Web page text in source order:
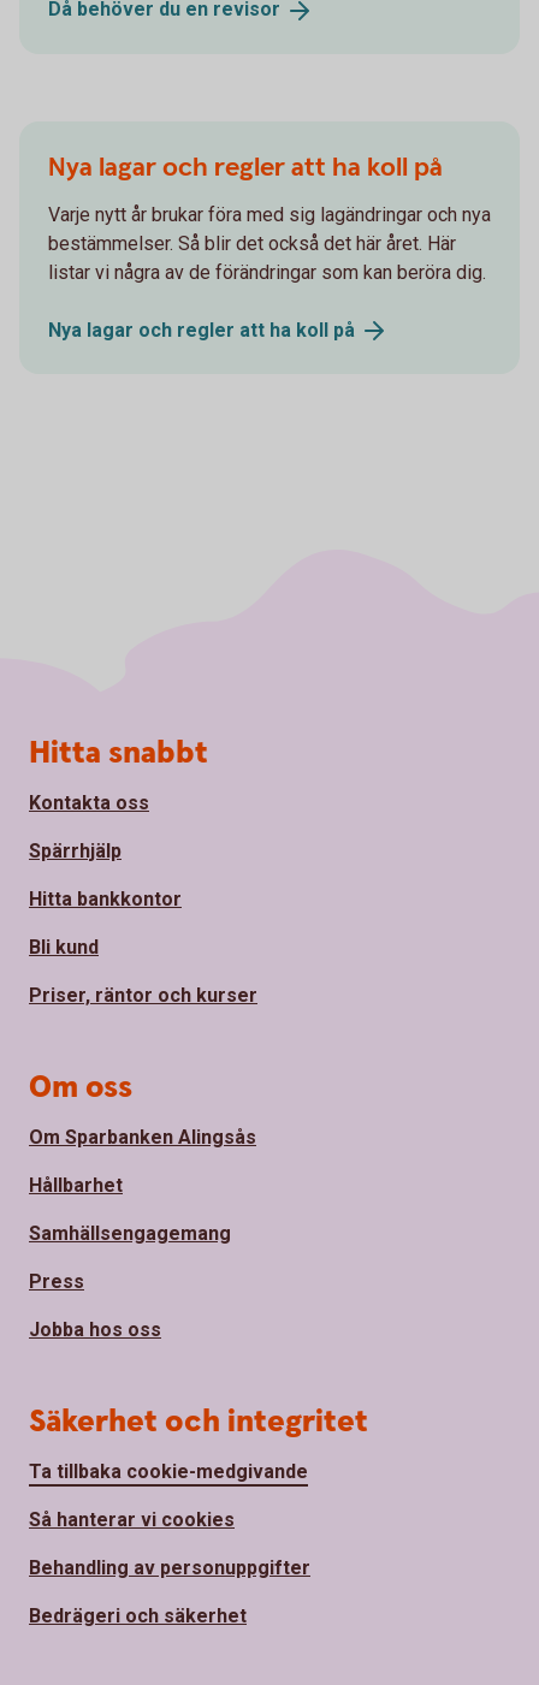
Då behöver du en revisor
Nya lagar och regler att ha koll på
Varje nytt år brukar föra med sig lagändringar och nya
bestämmelser. Så blir det också det här året. Här
listar vi några av de förändringar som kan beröra dig.
Nya lagar och regler att ha koll på
Sidfot
Hitta snabbt
Kontakta oss
Spärrhjälp
Hitta bankkontor
Bli kund
Priser, räntor och kurser
Om oss
Om Sparbanken Alingsås
Hållbarhet
Samhällsengagemang
Press
Jobba hos oss
Säkerhet och integritet
Ta tillbaka cookie-medgivande
Så hanterar vi cookies
Behandling av personuppgifter
Bedrägeri och säkerhet